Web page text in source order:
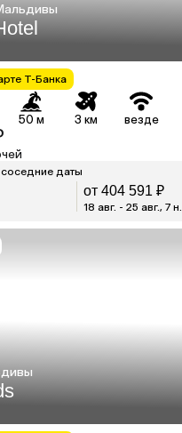
Т-Банка
50 м 3 км везде
даты
от 404 591 ₽
18 авг. - 25 авг., 7 н.